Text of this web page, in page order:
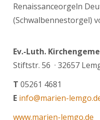
Renaissanceorgeln
(Schwalbennestorgel)
Ev.-Luth.
Stiftstr. 56 · 32657
T 05261 4681
E info@marien-
www.marien-lemgo.de